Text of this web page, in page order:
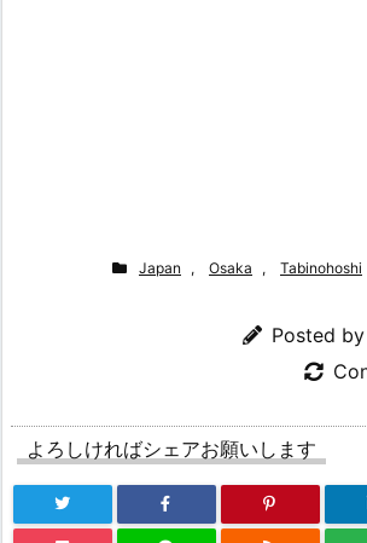
Japan , Osaka , Tabinohoshi
Posted by
よろしければシェアお願いします